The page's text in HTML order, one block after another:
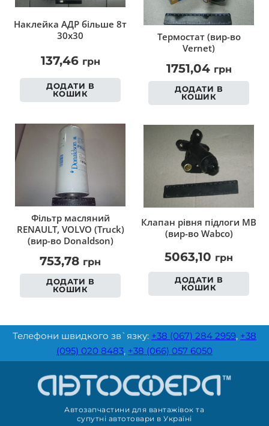
Наклейка АДР більше 8т
30х30
137,46 грн
ДОДАТИ В
КОШИК
Термостат (вир-во
Vernet)
1751,04 грн
ДОДАТИ В
КОШИК
Фільтр масляний
RENAULT, VOLVO (Truck)
(вир-во Donaldson)
753,78 грн
ДОДАТИ В
КОШИК
Клапан рівня підлоги MB
(вир-во Wabco)
5063,10 грн
ДОДАТИ В
КОШИК
Телефони швидкого зв`язку: +38 (067) 284 2959, +38
(095) 020 8483, +38 (066) 057 6050
Автозапчастини для вантажівок та
супутні автотовари в Україні